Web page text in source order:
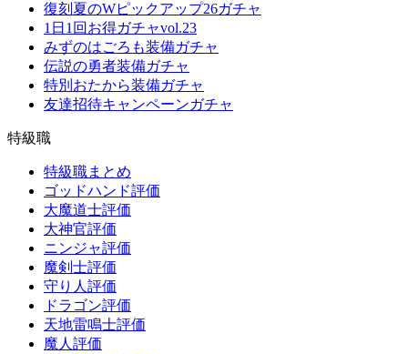
復刻夏のWピックアップ26ガチャ
1日1回お得ガチャvol.23
みずのはごろも装備ガチャ
伝説の勇者装備ガチャ
特別おたから装備ガチャ
友達招待キャンペーンガチャ
特級職
特級職まとめ
ゴッドハンド評価
大魔道士評価
大神官評価
ニンジャ評価
魔剣士評価
守り人評価
ドラゴン評価
天地雷鳴士評価
魔人評価